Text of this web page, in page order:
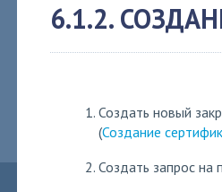
6.1.2.
Создать новый
(Создание
Создать запрос на